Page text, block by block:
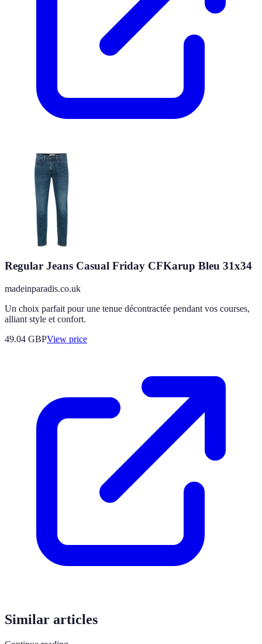
Regular Jeans Casual Friday CFKarup Bleu 31x34
madeinparadis.co.uk
Un choix parfait pour une tenue décontractée pendant vos courses,
alliant style et confort.
49.04 GBPView price
Similar articles